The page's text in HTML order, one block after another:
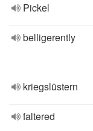
Pickel
belligerently
kriegslüstern
faltered